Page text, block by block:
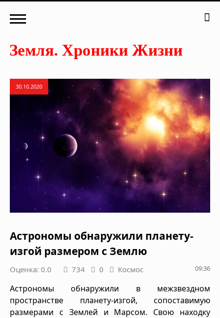
30.10.2020
Астрономы обнаружили планету-
изгой размером с Землю
Оценка: 0.0 734 0 Космос 09:36
Астрономы обнаружили в межзвездном
пространстве планету-изгой, сопоставимую
размерами с Землей и Марсом. Свою находку